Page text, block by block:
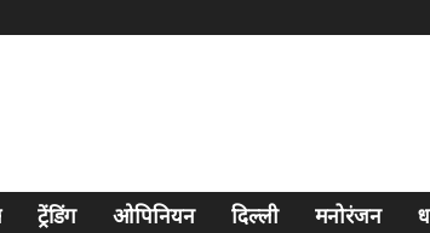
ट्रेंडिंग ओपिनियन दिल्ली मनोरंजन